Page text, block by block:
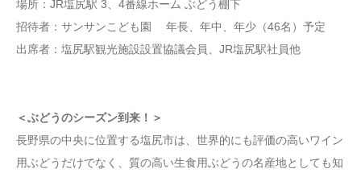
場所：JR塩尻駅 3、4番線ホーム ぶどう棚下
招待者：サンサンこども園 年長、年中、年少（46名）予定
出席者：塩尻駅観光施設設置協議会員、JR塩尻駅社員他
＜ぶどうのシーズン到来！＞
長野県の中央に位置する塩尻市は、世界的にも評価の高いワイン
用ぶどうだけでなく、質の高い生食用ぶどうの名産地としても知